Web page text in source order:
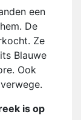
een
De
Ze
Blauwe
Ook
is op